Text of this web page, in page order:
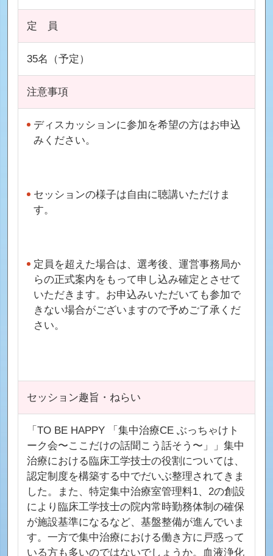
定 員
35名（予定）
注意事項
ディスカッションに参加を希望の方はお申込
みください。
セッションの様子は自由に聴講いただけま
す。
定員を超えた場合は、選考後、運営事務局か
らの正式案内をもって申し込み確定とさせて
いただきます。お申込みいただいても参加で
きない場合がございますので予めご了承くだ
さい。
セッション趣旨・ねらい
「TO BE HAPPY 「集中治療CE ぶっちゃけト
ーク会〜ここだけの話聞こう話そう〜」」集中
治療における臨床工学技士の役割については、
認定制度を構築する中でだいぶ整理されてきま
した。また、特定集中治療室管理料1、2の創設
により臨床工学技士の院内常時勤務体制の確保
が施設基準になるなど、基盤整備が進んでいま
す。一方で集中治療における働き方に戸惑って
いる方も多いのではないでしょうか。血液浄化